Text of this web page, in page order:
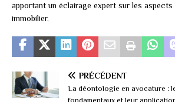
apportant un éclairage expert sur les
immobilier.
PRÉCÉDENT
La déontologie en avocature :
fondamentaux et leur